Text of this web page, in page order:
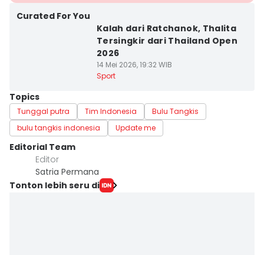
Curated For You
Kalah dari Ratchanok, Thalita
Tersingkir dari Thailand Open
2026
14 Mei 2026, 19:32 WIB
Sport
Topics
Tunggal putra Tim Indonesia
Bulu Tangkis
bulu tangkis indonesia
Update me
Editorial Team
Editor
Satria Permana
Tonton lebih seru di